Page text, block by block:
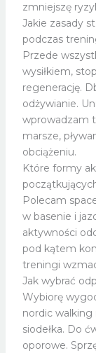
zmniejszę
Jakie zasady
podczas
Przede
wysiłkiem,
regenerację.
odżywianie.
wprowadzam
marsze,
obciążeniu.
Które formy
Polecam
w basenie i
aktywności
pod kątem
treningi
Jak wybrać
Wybiorę
nordic
siodełka. Do
oporowe.